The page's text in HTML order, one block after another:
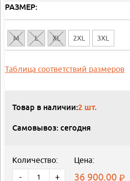
РАЗМЕР:
M L XL 2XL 3XL
Таблица соответствий размеров
Товар в наличии:2 шт.
Самовывоз: сегодня
Количество:
- +
Цена:
36 900.00